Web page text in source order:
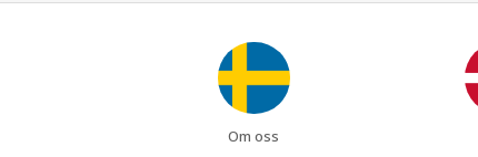
Om oss